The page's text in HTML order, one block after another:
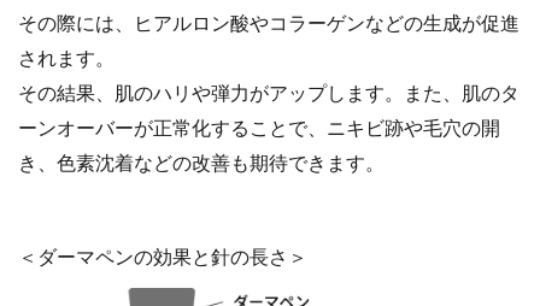
その際には、ヒアルロン酸やコラーゲンなどの生成が促進
されます。
その結果、肌のハリや弾力がアップします。また、肌のタ
ーンオーバーが正常化することで、ニキビ跡や毛穴の開
き、色素沈着などの改善も期待できます。
＜ダーマペンの効果と針の長さ＞